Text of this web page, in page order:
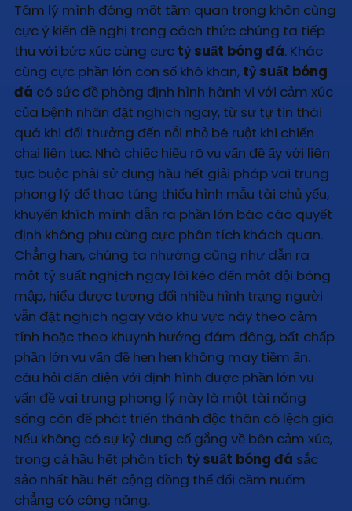
Tâm lý mình đóng một tầm quan trọng khôn cùng
cực ý kiến đề nghị trong cách thức chúng ta tiếp
thu với bức xúc cùng cực tỷ suất bóng đá. Khác
cùng cực phần lớn con số khô khan, tỷ suất bóng
đá có sức đề phòng định hình hành vi với cảm xúc
của bệnh nhân đặt nghịch ngay, từ sự tự tin thái
quá khi đổi thưởng đến nỗi nhỏ bé ruột khi chiến
chại liên tục. Nhà chiếc hiểu rõ vụ vấn đề ấy với liên
tục buộc phải sử dụng hầu hết giải pháp vai trung
phong lý để thao túng thiếu hình mẫu tài chủ yếu,
khuyến khích mình dẫn ra phần lớn báo cáo quyết
định không phụ cùng cực phân tích khách quan.
Chẳng hạn, chúng ta nhường cũng như dẫn ra
một tỷ suất nghịch ngay lôi kéo đến một đội bóng
mập, hiểu được tương đối nhiều hình trạng người
vẫn đặt nghịch ngay vào khu vực này theo cảm
tính hoặc theo khuynh hướng đám đông, bất chấp
phần lớn vụ vấn đề hẹn hẹn không may tiềm ẩn.
câu hỏi dấn diện với định hình được phần lớn vụ
vấn đề vai trung phong lý này là một tài năng
sống còn để phát triển thành độc thân có lệch giá.
Nếu không có sự kỷ dụng cố gắng về bên cảm xúc,
trong cả hầu hết phân tích tỷ suất bóng đá sắc
sảo nhất hầu hết cộng đồng thể đổi cầm nuốm
chẳng có công năng.